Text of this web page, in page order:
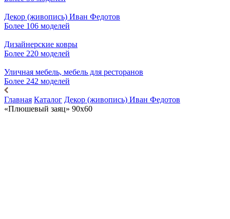
Декор (живопись) Иван Федотов
Более 106 моделей
Дизайнерские ковры
Более 220 моделей
Уличная мебель, мебель для ресторанов
Более 242 моделей
Главная Каталог Декор (живопись) Иван Федотов
«Плюшевый заяц» 90х60